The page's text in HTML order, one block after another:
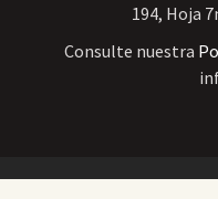
194, Hoja
Consulte nuestra